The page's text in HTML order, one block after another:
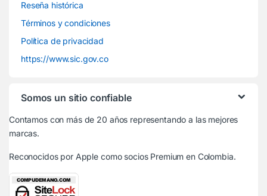
Reseña histórica
Términos y condiciones
Política de privacidad
https://www.sic.gov.co
Somos un sitio confiable
Contamos con más de 20 años representando a las mejores
marcas.
Reconocidos por Apple como socios Premium en Colombia.